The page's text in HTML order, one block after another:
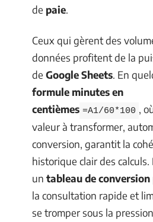
de paie.
Ceux qui gèrent des
données profitent de la
de Google Sheets. En
formule minutes en
centièmes =A1/60*100 ,
valeur à transformer,
conversion, garantit la
historique clair des calculs.
un tableau de conversion
la consultation rapide et
se tromper sous la